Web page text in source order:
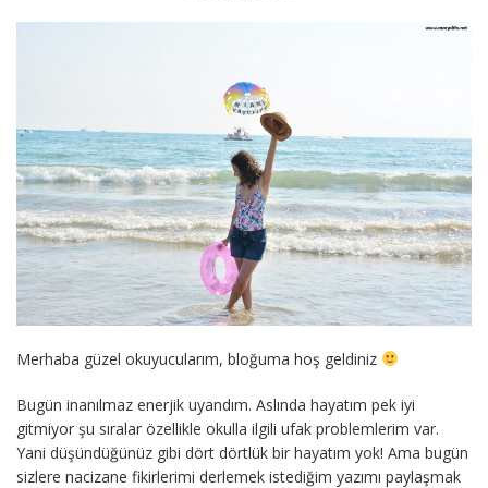
Merhaba güzel okuyucularım, bloğuma hoş geldiniz
Bugün inanılmaz enerjik uyandım. Aslında hayatım pek iyi
gitmiyor şu sıralar özellikle okulla ilgili ufak problemlerim var.
Yani düşündüğünüz gibi dört dörtlük bir hayatım yok! Ama bugün
sizlere nacizane fikirlerimi derlemek istediğim yazımı paylaşmak